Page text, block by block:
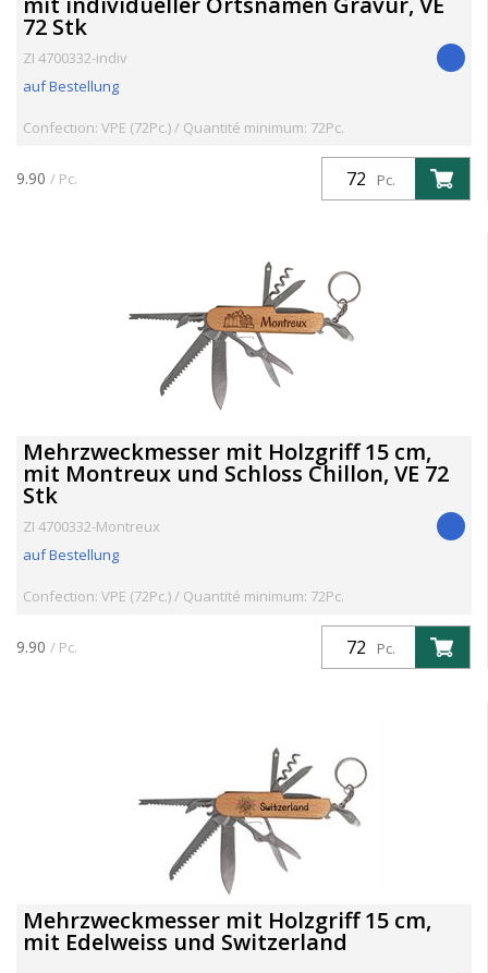
72 Stk
ZI 4700332-indiv
auf Bestellung
Confection: VPE (72Pc.) / Quantité minimum: 72Pc.
Pc.
9.90 / Pc.
Mehrzweckmesser mit Holzgriff 15 cm,
mit Montreux und Schloss Chillon, VE 72
Stk
ZI 4700332-Montreux
auf Bestellung
Confection: VPE (72Pc.) / Quantité minimum: 72Pc.
Pc.
9.90 / Pc.
Mehrzweckmesser mit Holzgriff 15 cm,
mit Edelweiss und Switzerland